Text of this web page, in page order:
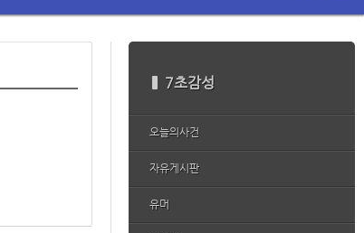
7초감성
오늘의사건
자유게시판
유머